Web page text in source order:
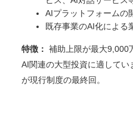
AIプラットフォームの
既存事業のAI化による
特徴： 補助上限が最大9,000
AI関連の大型投資に適してい
が現行制度の最終回。